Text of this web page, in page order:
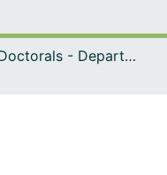
per tot el DD
Tesis Doctorals - Departament - Sociologia i Anàlisi de les Organitzacions